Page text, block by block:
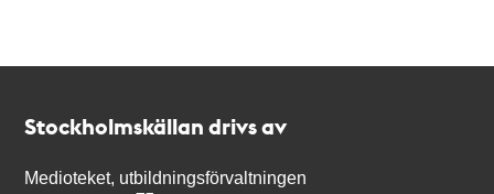
Stockholmskällan drivs av
Medioteket, utbildningsförvaltningen